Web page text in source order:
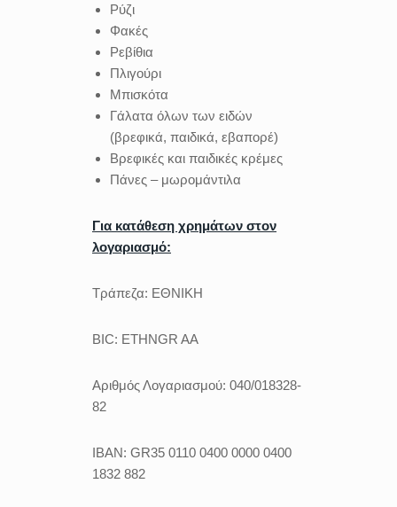
Ρύζι
Φακές
Ρεβίθια
Πλιγούρι
Μπισκότα
Γάλατα όλων των ειδών
(βρεφικά, παιδικά, εβαπορέ)
Βρεφικές και παιδικές κρέμες
Πάνες – μωρομάντιλα
Για κατάθεση χρημάτων στον
λογαριασμό:
Τράπεζα: ΕΘΝΙΚΗ
BIC: ETHNGR AA
Αριθμός Λογαριασμού: 040/018328-
82
IBAN: GR35 0110 0400 0000 0400
1832 882